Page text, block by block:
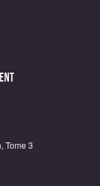
Tome 3